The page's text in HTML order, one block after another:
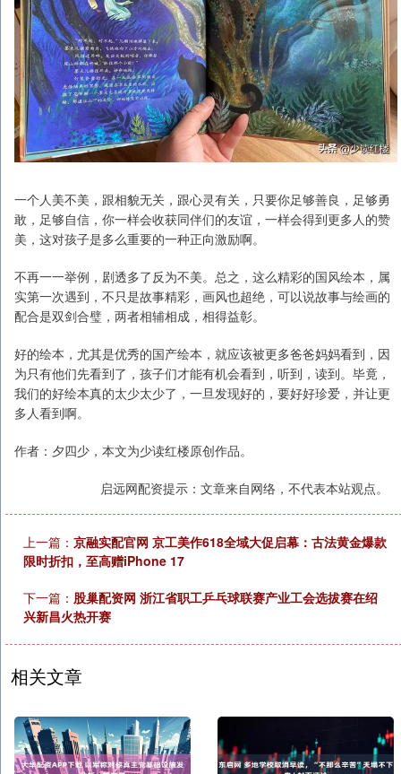
一个人美不美，跟相貌无关，跟心灵有关，只要你足够善良，足够勇
敢，足够自信，你一样会收获同伴们的友谊，一样会得到更多人的赞
美，这对孩子是多么重要的一种正向激励啊。
不再一一举例，剧透多了反为不美。总之，这么精彩的国风绘本，属
实第一次遇到，不只是故事精彩，画风也超绝，可以说故事与绘画的
配合是双剑合璧，两者相辅相成，相得益彰。
好的绘本，尤其是优秀的国产绘本，就应该被更多爸爸妈妈看到，因
为只有他们先看到了，孩子们才能有机会看到，听到，读到。毕竟，
我们的好绘本真的太少太少了，一旦发现好的，要好好珍爱，并让更
多人看到啊。
作者：夕四少，本文为少读红楼原创作品。
启远网配资提示：文章来自网络，不代表本站观点。
上一篇： 京融实配官网 京工美作618全域大促启幕：古法黄金爆款
限时折扣，至高赠iPhone 17
下一篇： 股巢配资网 浙江省职工乒乓球联赛产业工会选拔赛在绍
兴新昌火热开赛
相关文章